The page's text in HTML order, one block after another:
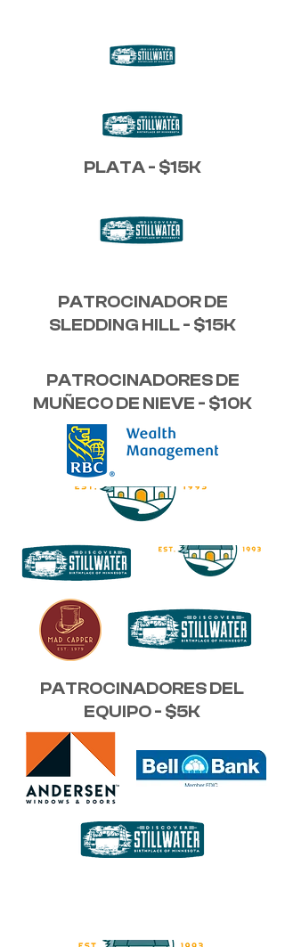
PLATA - $15K
PATROCINADOR DE
SLEDDING HILL - $15K
PATROCINADORES DE
MUÑECO DE NIEVE - $10K
PATROCINADORES DEL
EQUIPO - $5K